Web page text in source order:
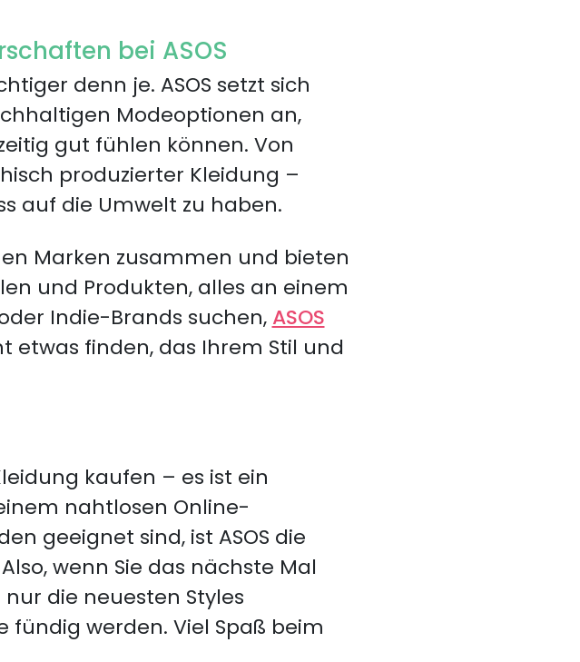
bei ASOS
denn je. ASOS setzt sich
Modeoptionen an,
gut fühlen können. Von
produzierter Kleidung –
auf die Umwelt zu haben.
Marken zusammen und bieten
und Produkten, alles an einem
Indie-Brands suchen, ASOS
etwas finden, das Ihrem Stil und
kaufen – es ist ein
nahtlosen Online-
geeignet sind, ist ASOS die
wenn Sie das nächste Mal
die neuesten Styles
fündig werden. Viel Spaß beim